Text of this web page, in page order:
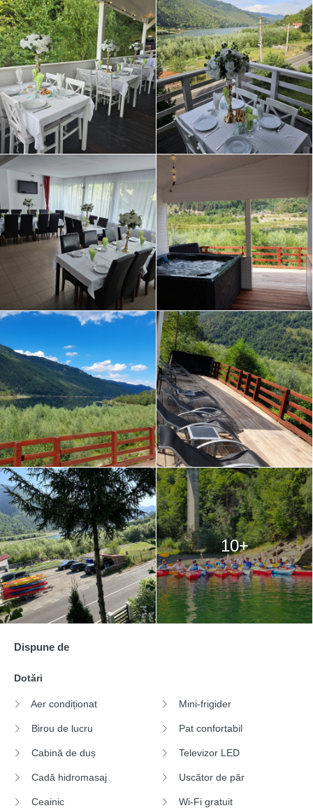
10+
Dispune de
Dotări
Aer condiționat
Birou de lucru
Cabină de duș
Cadă hidromasaj
Ceainic
Mini-frigider
Pat confortabil
Televizor LED
Uscător de păr
Wi-Fi gratuit